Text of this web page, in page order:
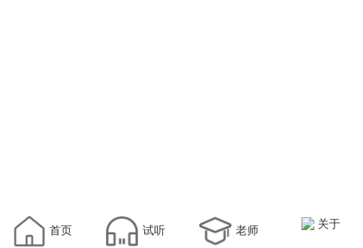
首页 试听 老师 关于